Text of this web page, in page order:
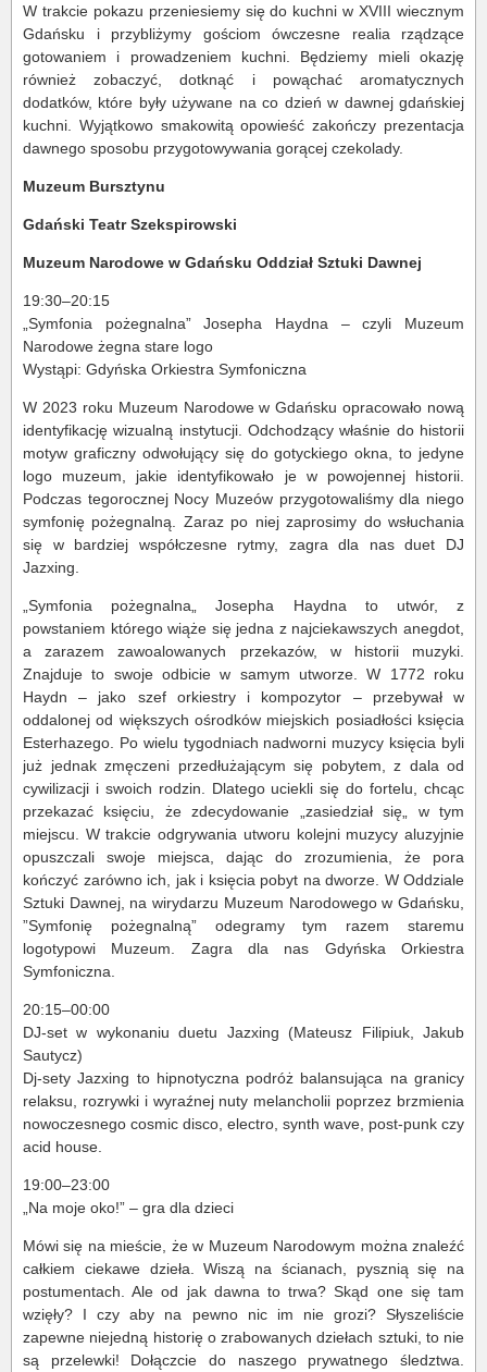
W trakcie pokazu przeniesiemy się do kuchni w XVIII wiecznym
Gdańsku i przybliżymy gościom ówczesne realia rządzące
gotowaniem i prowadzeniem kuchni. Będziemy mieli okazję
również zobaczyć, dotknąć i powąchać aromatycznych
dodatków, które były używane na co dzień w dawnej gdańskiej
kuchni. Wyjątkowo smakowitą opowieść zakończy prezentacja
dawnego sposobu przygotowywania gorącej czekolady.
Muzeum Bursztynu
Gdański Teatr Szekspirowski
Muzeum Narodowe w Gdańsku Oddział Sztuki Dawnej
19:30–20:15
„Symfonia pożegnalna” Josepha Haydna – czyli Muzeum
Narodowe żegna stare logo
Wystąpi: Gdyńska Orkiestra Symfoniczna
W 2023 roku Muzeum Narodowe w Gdańsku opracowało nową
identyfikację wizualną instytucji. Odchodzący właśnie do historii
motyw graficzny odwołujący się do gotyckiego okna, to jedyne
logo muzeum, jakie identyfikowało je w powojennej historii.
Podczas tegorocznej Nocy Muzeów przygotowaliśmy dla niego
symfonię pożegnalną. Zaraz po niej zaprosimy do wsłuchania
się w bardziej współczesne rytmy, zagra dla nas duet DJ
Jazxing.
„Symfonia pożegnalna„ Josepha Haydna to utwór, z
powstaniem którego wiąże się jedna z najciekawszych anegdot,
a zarazem zawoalowanych przekazów, w historii muzyki.
Znajduje to swoje odbicie w samym utworze. W 1772 roku
Haydn – jako szef orkiestry i kompozytor – przebywał w
oddalonej od większych ośrodków miejskich posiadłości księcia
Esterhazego. Po wielu tygodniach nadworni muzycy księcia byli
już jednak zmęczeni przedłużającym się pobytem, z dala od
cywilizacji i swoich rodzin. Dlatego uciekli się do fortelu, chcąc
przekazać księciu, że zdecydowanie „zasiedział się„ w tym
miejscu. W trakcie odgrywania utworu kolejni muzycy aluzyjnie
opuszczali swoje miejsca, dając do zrozumienia, że pora
kończyć zarówno ich, jak i księcia pobyt na dworze. W Oddziale
Sztuki Dawnej, na wirydarzu Muzeum Narodowego w Gdańsku,
”Symfonię pożegnalną” odegramy tym razem staremu
logotypowi Muzeum. Zagra dla nas Gdyńska Orkiestra
Symfoniczna.
20:15–00:00
DJ-set w wykonaniu duetu Jazxing (Mateusz Filipiuk, Jakub
Sautycz)
Dj-sety Jazxing to hipnotyczna podróż balansująca na granicy
relaksu, rozrywki i wyraźnej nuty melancholii poprzez brzmienia
nowoczesnego cosmic disco, electro, synth wave, post-punk czy
acid house.
19:00–23:00
„Na moje oko!” – gra dla dzieci
Mówi się na mieście, że w Muzeum Narodowym można znaleźć
całkiem ciekawe dzieła. Wiszą na ścianach, pysznią się na
postumentach. Ale od jak dawna to trwa? Skąd one się tam
wzięły? I czy aby na pewno nic im nie grozi? Słyszeliście
zapewne niejedną historię o zrabowanych dziełach sztuki, to nie
są przelewki! Dołączcie do naszego prywatnego śledztwa.